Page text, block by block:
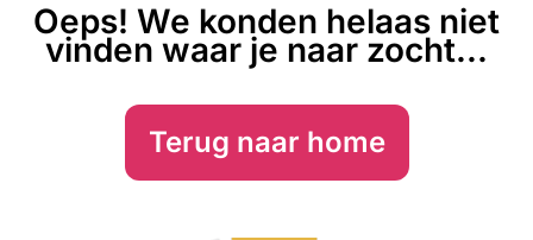
Oeps! We konden helaas niet
vinden waar je naar zocht...
Terug naar home